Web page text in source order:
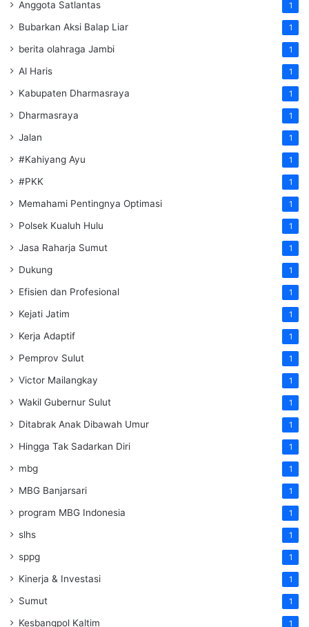
Anggota Satlantas 1
Bubarkan Aksi Balap Liar 1
berita olahraga Jambi 1
Al Haris 1
Kabupaten Dharmasraya 1
Dharmasraya 1
Jalan 1
#Kahiyang Ayu 1
#PKK 1
Memahami Pentingnya Optimasi 1
Polsek Kualuh Hulu 1
Jasa Raharja Sumut 1
Dukung 1
Efisien dan Profesional 1
Kejati Jatim 1
Kerja Adaptif 1
Pemprov Sulut 1
Victor Mailangkay 1
Wakil Gubernur Sulut 1
Ditabrak Anak Dibawah Umur 1
Hingga Tak Sadarkan Diri 1
mbg 1
MBG Banjarsari 1
program MBG Indonesia 1
slhs 1
sppg 1
Kinerja & Investasi 1
Sumut 1
Kesbangpol Kaltim 1